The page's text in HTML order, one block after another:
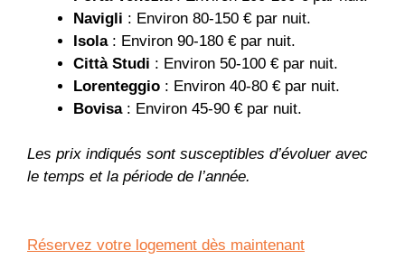
Navigli : Environ 80-150 € par nuit.
Isola: Environ 90-180 € par nuit.
Città Studi : Environ 50-100 € par nuit.
Lorenteggio : Environ 40-80 € par nuit.
Bovisa: Environ 45-90 € par nuit.
Les prix indiqués sont susceptibles d’évoluer avec
le temps et la période de l’année.
Réservez votre logement dès maintenant